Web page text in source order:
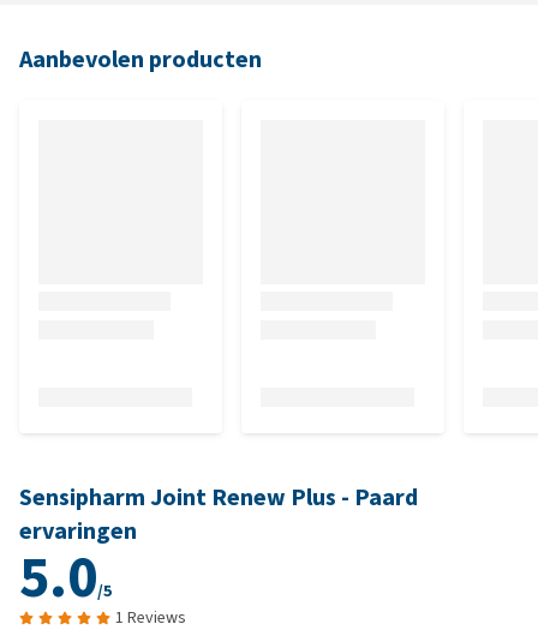
Aanbevolen producten
Sensipharm Joint Renew Plus - Paard
ervaringen
5.0/5
1 Reviews